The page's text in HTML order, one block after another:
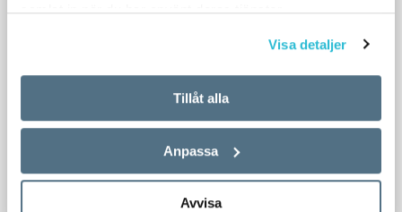
samlat in när du har använt deras tjänster.
Visa detaljer
Tillåt alla
Anpassa
Avvisa